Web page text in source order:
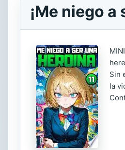
¡Me niego
Sin
la